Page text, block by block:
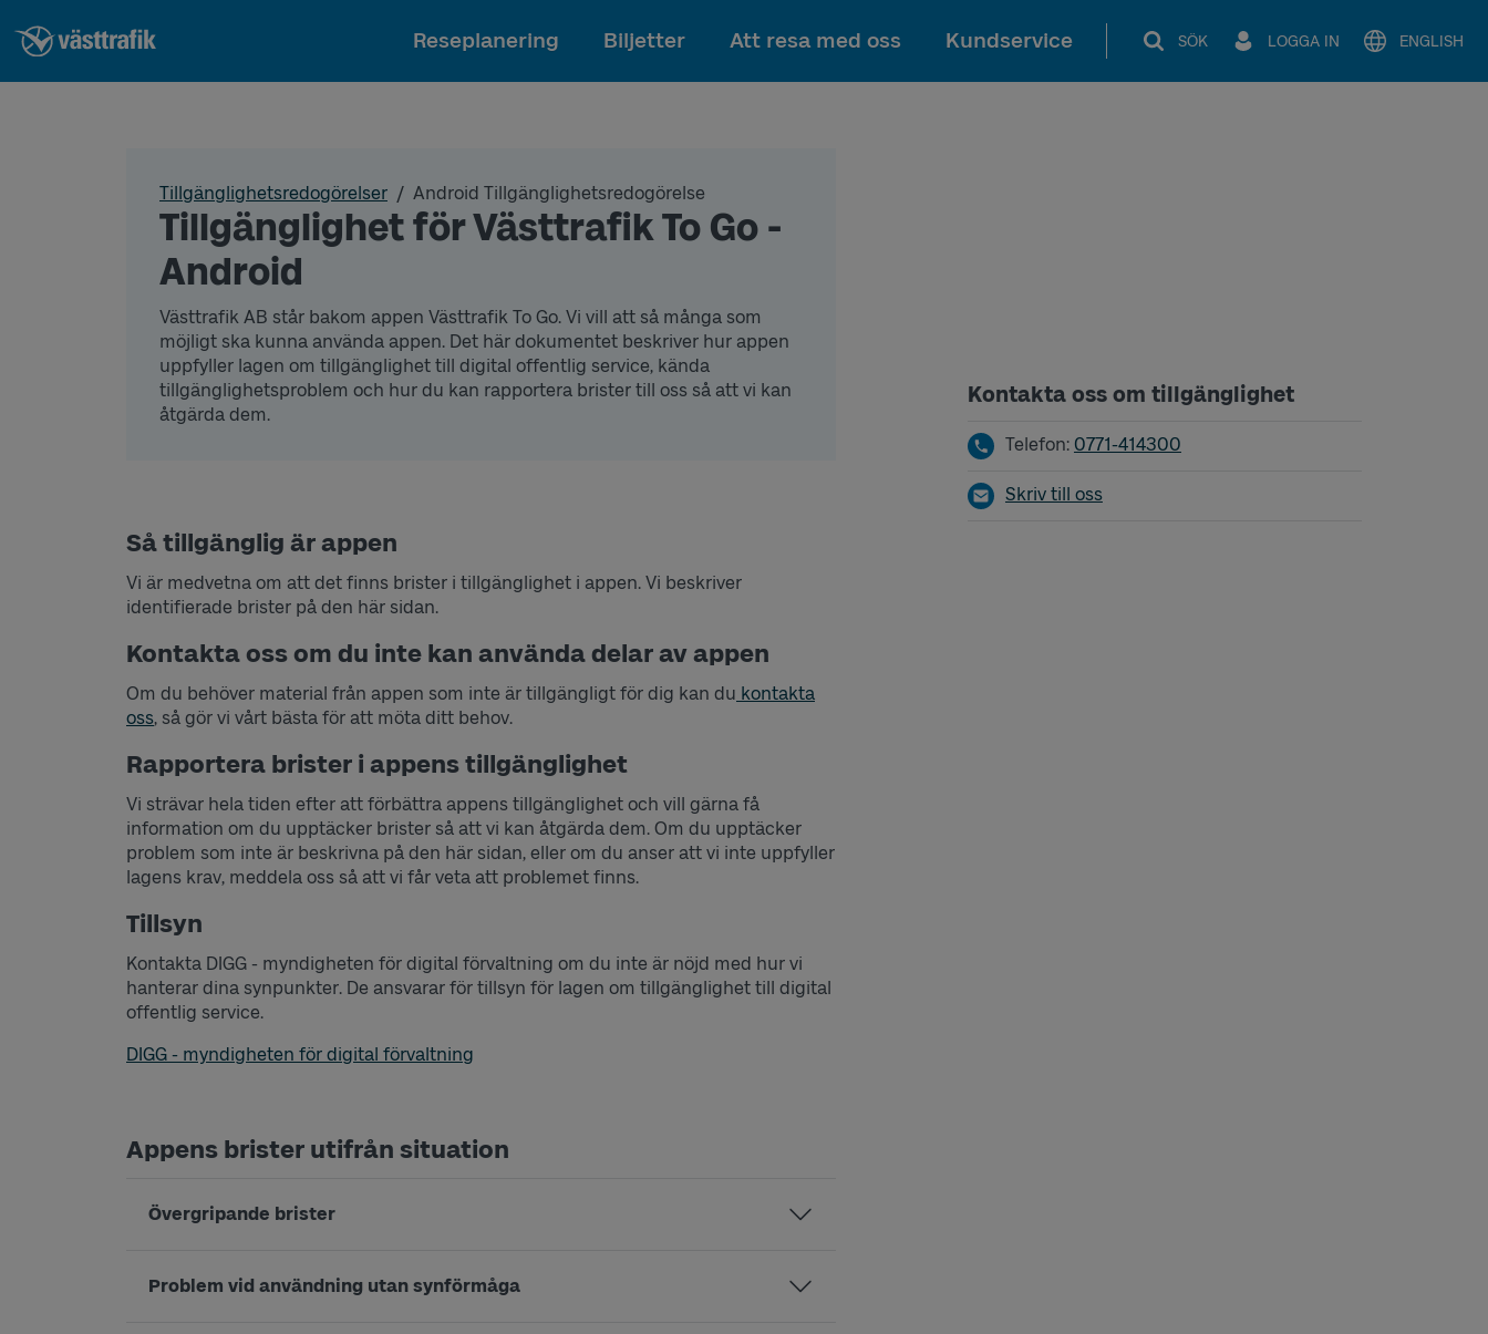
Till innehållet
Reseplanering Biljetter Att resa med oss Kundservice SÖK LOGGA IN ENGLISH
Tillgänglighetsredogörelser Android Tillgänglighetsredogörelse
Tillgänglighet för Västtrafik To Go -
Android
Västtrafik AB står bakom appen Västtrafik To Go. Vi vill att så många som
möjligt ska kunna använda appen. Det här dokumentet beskriver hur appen
uppfyller lagen om tillgänglighet till digital offentlig service, kända
tillgänglighetsproblem och hur du kan rapportera brister till oss så att vi kan
åtgärda dem.
Så tillgänglig är appen
Vi är medvetna om att det finns brister i tillgänglighet i appen. Vi beskriver
identifierade brister på den här sidan.
Kontakta oss om du inte kan använda delar av appen
Om du behöver material från appen som inte är tillgängligt för dig kan du kontakta
oss, så gör vi vårt bästa för att möta ditt behov.
Rapportera brister i appens tillgänglighet
Vi strävar hela tiden efter att förbättra appens tillgänglighet och vill gärna få
information om du upptäcker brister så att vi kan åtgärda dem. Om du upptäcker
problem som inte är beskrivna på den här sidan, eller om du anser att vi inte uppfyller
lagens krav, meddela oss så att vi får veta att problemet finns.
Tillsyn
Kontakta DIGG - myndigheten för digital förvaltning om du inte är nöjd med hur vi
hanterar dina synpunkter. De ansvarar för tillsyn för lagen om tillgänglighet till digital
offentlig service.
DIGG - myndigheten för digital förvaltning
Appens brister utifrån situation
Övergripande brister
Problem vid användning utan synförmåga
Kontakta oss om tillgänglighet
Telefon: 0771-414300
Skriv till oss